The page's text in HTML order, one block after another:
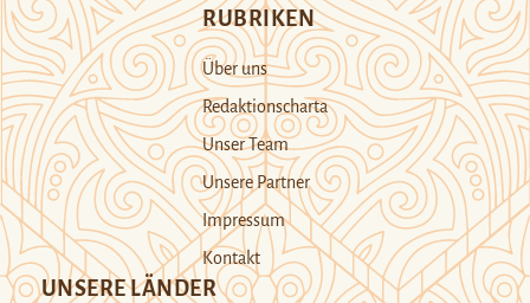
RUBRIKEN
Über uns
Redaktionscharta
Unser Team
Unsere Partner
Impressum
Kontakt
UNSERE LÄNDER